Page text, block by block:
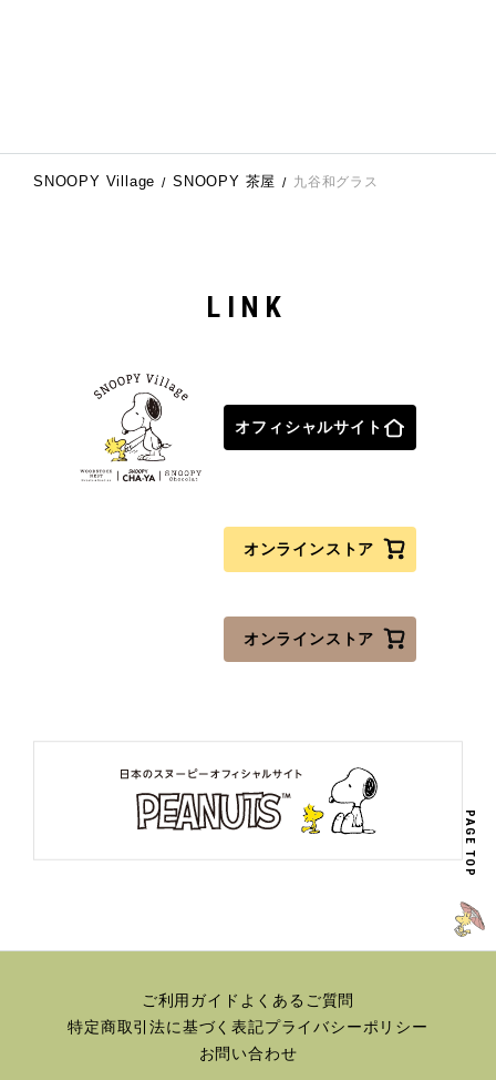
SNOOPY Village SNOOPY 茶屋 九谷和グラス
LINK
オフィシャルサイト
オンラインストア
オンラインストア
PAGE TOP
ご利用ガイド よくあるご質問
特定商取引法に基づく表記プライバシーポリシー
お問い合わせ